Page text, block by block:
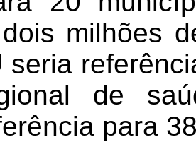
milhões
seria
de
para